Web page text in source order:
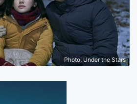
Photo: Under the Stars